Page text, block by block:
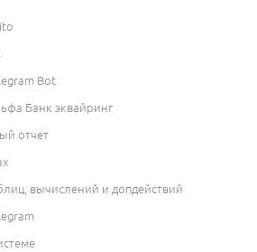
Bot
Банк эквайринг
отчет
вычислений и допдействий